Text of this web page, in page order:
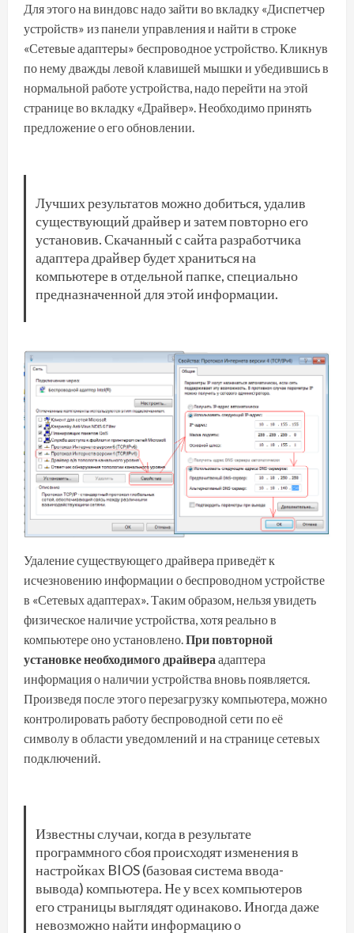
Для этого на виндовс надо зайти во вкладку «Диспетчер
устройств» из панели управления и найти в строке
«Сетевые адаптеры» беспроводное устройство. Кликнув
по нему дважды левой клавишей мышки и убедившись в
нормальной работе устройства, надо перейти на этой
странице во вкладку «Драйвер». Необходимо принять
предложение о его обновлении.
Лучших результатов можно добиться, удалив
существующий драйвер и затем повторно его
установив. Скачанный с сайта разработчика
адаптера драйвер будет храниться на
компьютере в отдельной папке, специально
предназначенной для этой информации.
Удаление существующего драйвера приведёт к
исчезновению информации о беспроводном устройстве
в «Сетевых адаптерах». Таким образом, нельзя увидеть
физическое наличие устройства, хотя реально в
компьютере оно установлено.При повторной
установке необходимого драйвера адаптера
информация о наличии устройства вновь появляется.
Произведя после этого перезагрузку компьютера, можно
контролировать работу беспроводной сети по её
символу в области уведомлений и на странице сетевых
подключений.
Известны случаи, когда в результате
программного сбоя происходят изменения в
настройках BIOS (базовая система ввода-
вывода) компьютера. Не у всех компьютеров
его страницы выглядят одинаково. Иногда даже
невозможно найти информацию о